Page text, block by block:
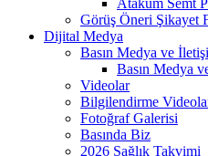
Görüş Öneri Şikayet
Dijital Medya
Basın Medya ve
Basın Medya
Videolar
Bilgilendirme
Fotoğraf Galerisi
Basında Biz
2026 Sağlık Takvimi